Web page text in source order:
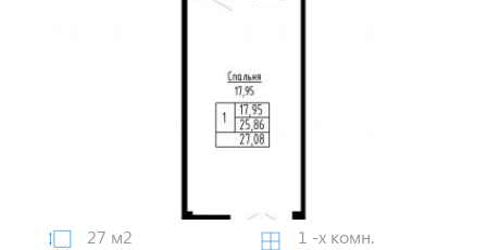
27 м2
1 -х комн.